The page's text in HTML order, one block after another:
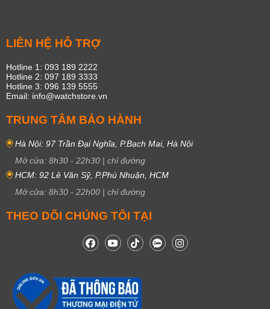
LIÊN HỆ HỖ TRỢ
Hotline 1: 093 189 2222
Hotline 2: 097 189 3333
Hotline 3: 096 139 5555
Email: info@watchstore.vn
TRUNG TÂM BẢO HÀNH
Hà Nội: 97 Trần Đại Nghĩa, P.Bạch Mai, Hà Nội
Mở cửa: 8h30 - 22h30 | chỉ đường
HCM: 92 Lê Văn Sỹ, P.Phú Nhuận, HCM
Mở cửa: 8h30 - 22h00 | chỉ đường
THEO DÕI CHÚNG TÔI TẠI